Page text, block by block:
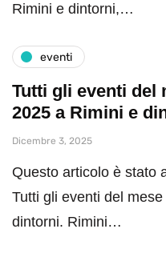
Rimini e dintorni,…
eventi
Tutti gli eventi del
2025 a Rimini e
Dicembre 3, 2025
Questo articolo è stato
Tutti gli eventi del
dintorni. Rimini…